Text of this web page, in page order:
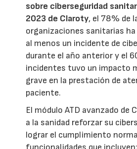
sobre ciberseguridad
2023 de Claroty, el 78% de
organizaciones sanitarias
al menos un incidente de
durante el año anterior y el
incidentes tuvo un impacto
grave en la prestación de
paciente.
El módulo ATD avanzado de
a la sanidad reforzar su
lograr el cumplimiento